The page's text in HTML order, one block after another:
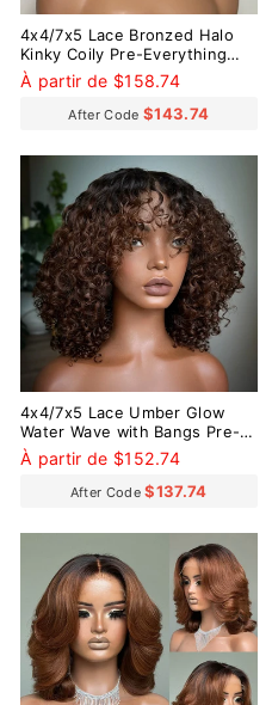
4x4/7x5 Lace Bronzed Halo
Kinky Coily Pre-Everything
Wear Go Glueless Wig
À partir de $158.74
After Code $143.74
4x4/7x5 Lace Umber Glow
Water Wave with Bangs Pre-
Everything Wear Go Glueless
Wig
À partir de $152.74
After Code$137.74
Réduit